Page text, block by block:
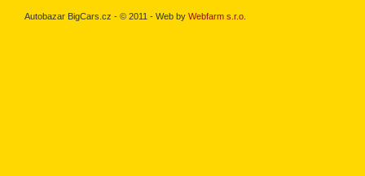
Autobazar BigCars.cz - © 2011 - Web by Webfarm s.r.o.